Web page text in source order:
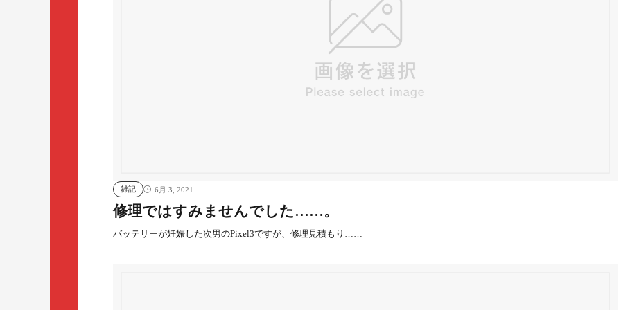
雑記 6月 3, 2021
修理ではすみませんでした……。
バッテリーが妊娠した次男のPixel3ですが、修理見積もり……